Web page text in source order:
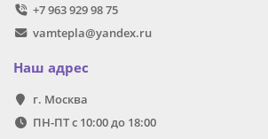
+7 963 929 98 75
vamtepla@yandex.ru
Наш адрес
г. Москва
ПН-ПТ с 10:00 до 18:00